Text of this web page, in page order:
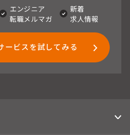
エンジニア
転職メルマガ
新着
求人情報
ービスを試してみる